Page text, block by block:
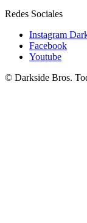
Redes Sociales
Instagram
Facebook
Youtube
© Darkside Bros.